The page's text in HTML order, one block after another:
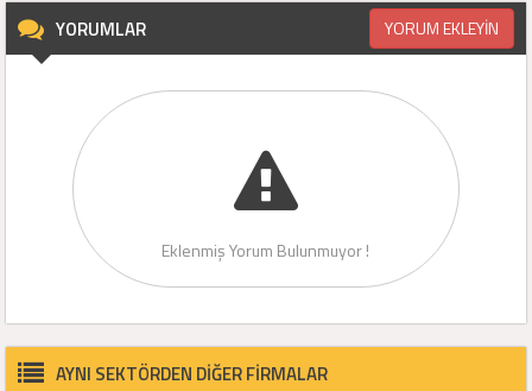
YORUMLAR YORUM EKLEYİN
Eklenmiş Yorum Bulunmuyor !
AYNI SEKTÖRDEN DİĞER FİRMALAR